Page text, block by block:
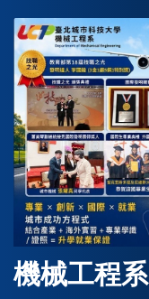
到
主
要
容
區
機械工程系